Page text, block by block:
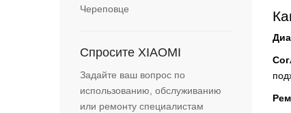
Череповце
Спросите XIAOMI
Задайте ваш вопрос по
использованию, обслуживанию
или ремонту специалистам